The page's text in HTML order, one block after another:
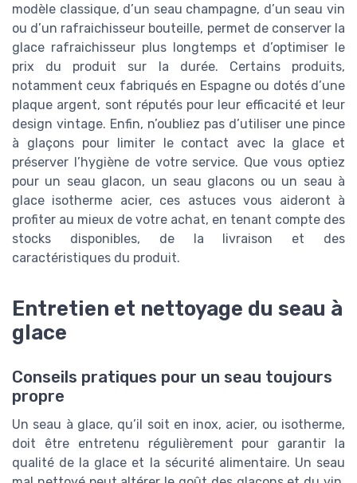
modèle classique, d’un seau champagne, d’un seau vin
ou d’un rafraichisseur bouteille, permet de conserver la
glace rafraichisseur plus longtemps et d’optimiser le
prix du produit sur la durée. Certains produits,
notamment ceux fabriqués en Espagne ou dotés d’une
plaque argent, sont réputés pour leur efficacité et leur
design vintage. Enfin, n’oubliez pas d’utiliser une pince
à glaçons pour limiter le contact avec la glace et
préserver l’hygiène de votre service. Que vous optiez
pour un seau glacon, un seau glacons ou un seau à
glace isotherme acier, ces astuces vous aideront à
profiter au mieux de votre achat, en tenant compte des
stocks disponibles, de la livraison et des
caractéristiques du produit.
Entretien et nettoyage du seau à
glace
Conseils pratiques pour un seau toujours
propre
Un seau à glace, qu’il soit en inox, acier, ou isotherme,
doit être entretenu régulièrement pour garantir la
qualité de la glace et la sécurité alimentaire. Un seau